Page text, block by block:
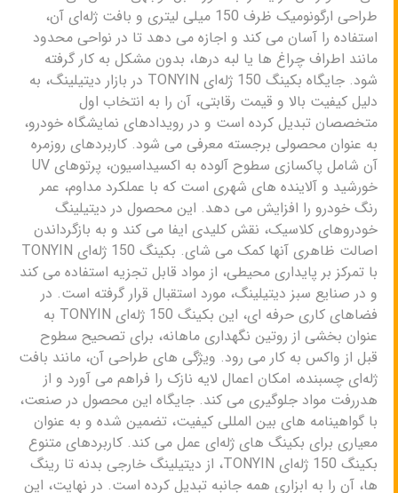
طراحی ارگونومیک ظرف 150 میلی لیتری و بافت ژله‌ای آن،
استفاده را آسان می کند و اجازه می دهد تا در نواحی محدود
مانند اطراف چراغ ها یا لبه درها، بدون مشکل به کار گرفته
شود. جایگاه بکینگ 150 ژله‌ای TONYIN در بازار دیتیلینگ، به
دلیل کیفیت بالا و قیمت رقابتی، آن را به انتخاب اول
متخصصان تبدیل کرده است و در رویدادهای نمایشگاه خودرو،
به عنوان محصولی برجسته معرفی می شود. کاربردهای روزمره
آن شامل پاکسازی سطوح آلوده به اکسیداسیون، پرتوهای UV
خورشید و آلاینده های شهری است که با عملکرد مداوم، عمر
رنگ خودرو را افزایش می دهد. این محصول در دیتیلینگ
خودروهای کلاسیک، نقش کلیدی ایفا می کند و به بازگرداندن
اصالت ظاهری آنها کمک می شای. بکینگ 150 ژله‌ای TONYIN
با تمرکز بر پایداری محیطی، از مواد قابل تجزیه استفاده می کند
و در صنایع سبز دیتیلینگ، مورد استقبال قرار گرفته است. در
فضاهای کاری حرفه ای، این بکینگ 150 ژله‌ای TONYIN به
عنوان بخشی از روتین نگهداری ماهانه، برای تصحیح سطوح
قبل از واکس به کار می رود. ویژگی های طراحی آن، مانند بافت
ژله‌ای چسبنده، امکان اعمال لایه نازک را فراهم می آورد و از
هدررفت مواد جلوگیری می کند. جایگاه این محصول در صنعت،
با گواهینامه های بین المللی کیفیت، تضمین شده و به عنوان
معیاری برای بکینگ های ژله‌ای عمل می کند. کاربردهای متنوع
بکینگ 150 ژله‌ای TONYIN، از دیتیلینگ خارجی بدنه تا رینگ
ها، آن را به ابزاری همه جانبه تبدیل کرده است. در نهایت، این